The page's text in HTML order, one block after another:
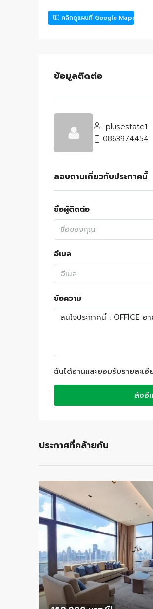
คลิกดูแผนที่ Google Maps
ข้อมูลติดต่อ
plusestate1
0863974454
สอบถามเกี่ยวกับประกาศนี้
ชื่อผู้ติดต่อ
อีเมล
ข้อความ
ฉันได้อ่านและยอมรับรายละเอี
ส่งอี
ประกาศที่คล้ายกัน